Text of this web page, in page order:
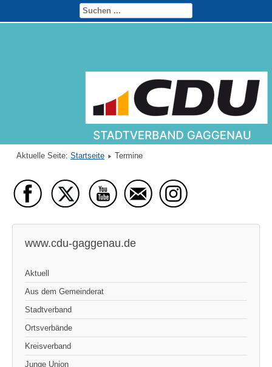
Aktuelle Seite: Startseite Termine
www.cdu-gaggenau.de
Aktuell
Aus dem Gemeinderat
Stadtverband
Ortsverbände
Kreisverband
Junge Union